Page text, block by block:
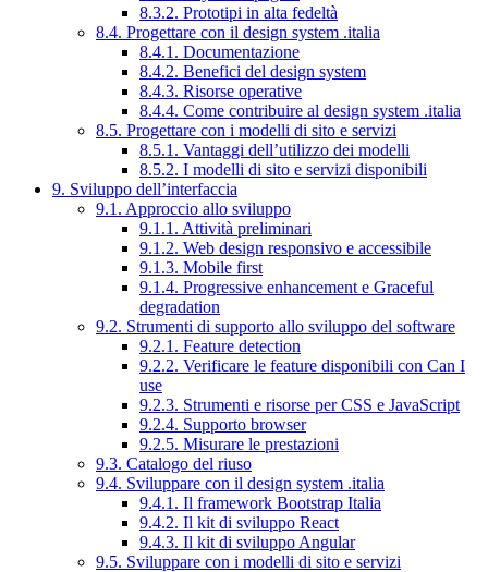
8.3.2. Prototipi in alta fedeltà
8.4. Progettare con il design system .italia
8.4.1. Documentazione
8.4.2. Benefici del design system
8.4.3. Risorse operative
8.4.4. Come contribuire al design system .italia
8.5. Progettare con i modelli di sito e servizi
8.5.1. Vantaggi dell’utilizzo dei modelli
8.5.2. I modelli di sito e servizi disponibili
9. Sviluppo dell’interfaccia
9.1. Approccio allo sviluppo
9.1.1. Attività preliminari
9.1.2. Web design responsivo e accessibile
9.1.3. Mobile first
9.1.4. Progressive enhancement e Graceful
degradation
9.2. Strumenti di supporto allo sviluppo del software
9.2.1. Feature detection
9.2.2. Verificare le feature disponibili con Can I
use
9.2.3. Strumenti e risorse per CSS e JavaScript
9.2.4. Supporto browser
9.2.5. Misurare le prestazioni
9.3. Catalogo del riuso
9.4. Sviluppare con il design system .italia
9.4.1. Il framework Bootstrap Italia
9.4.2. Il kit di sviluppo React
9.4.3. Il kit di sviluppo Angular
9.5. Sviluppare con i modelli di sito e servizi